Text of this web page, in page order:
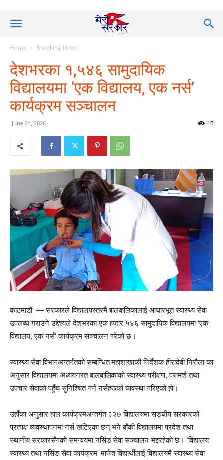
Home Breaking News
देशभरका १,५४६ सामुदायिक
विद्यालयमा ‘एक विद्यालय, एक नर्स’
कार्यक्रम सञ्चालन
June 24, 2026 10
काठमाडौं — सरकारले विद्यालयस्तरमै बालबालिकालाई आधारभूत स्वास्थ्य सेवा
उपलब्ध गराउने उद्देश्यले देशभरका एक हजार ५४६ सामुदायिक विद्यालयमा ‘एक
विद्यालय, एक नर्स’ कार्यक्रम सञ्चालन गरेको छ।
स्वास्थ्य सेवा विभागअन्तर्गतको सम्बन्धित महाशाखाकी निर्देशक हीरादेवी निरौला का
अनुसार विद्यालयमा अध्ययनरत बालबालिकाको स्वास्थ्य परीक्षण, परामर्श तथा
उपचार सेवाको पहुँच सुनिश्चित गर्न नर्सहरूको व्यवस्था गरिएको हो।
उहाँका अनुसार हाल कार्यक्रमअन्तर्गत ३२७ विद्यालयमा सङ्घीय सरकारको
प्रत्यक्ष व्यवस्थापनमा नर्स खटिएका छन् भने बाँकी विद्यालयमा प्रदेश तथा
स्थानीय सरकारसँगको समन्वयमा नर्सिङ सेवा सञ्चालन भइरहेको छ। ‘विद्यालय
स्वास्थ्य तथा नर्सिङ सेवा कार्यक्रम’ मार्फत विद्यार्थीलाई विद्यालयमै स्वास्थ्य सेवा